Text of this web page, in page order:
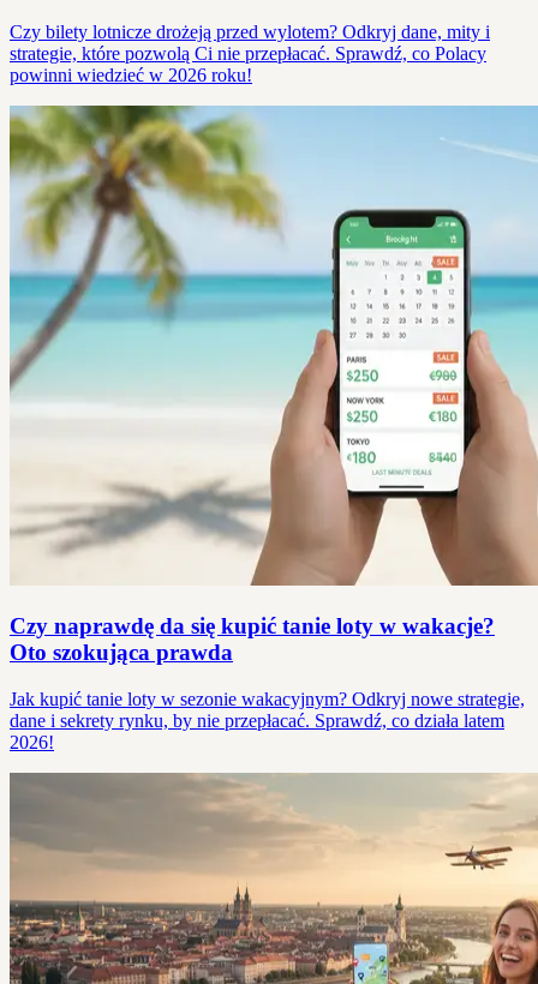
Czy bilety lotnicze drożeją przed wylotem? Odkryj dane, mity i
strategie, które pozwolą Ci nie przepłacać. Sprawdź, co Polacy
powinni wiedzieć w 2026 roku!
Czy naprawdę da się kupić tanie loty w wakacje?
Oto szokująca prawda
Jak kupić tanie loty w sezonie wakacyjnym? Odkryj nowe strategie,
dane i sekrety rynku, by nie przepłacać. Sprawdź, co działa latem
2026!